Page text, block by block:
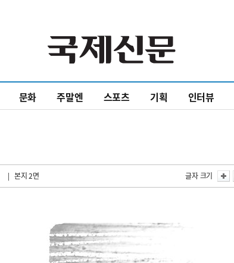
문화 주말엔 스포츠 기획 인터뷰
| 본지 2면 글자 크기